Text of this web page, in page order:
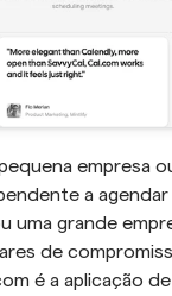
empresa
a agendar
uma grande
de
é a aplicação